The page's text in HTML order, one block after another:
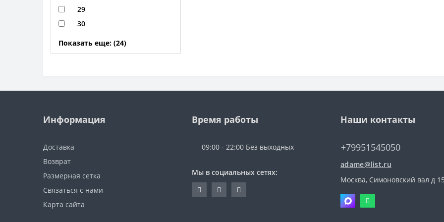
29
30
Показать еще: (24)
Информация
Доставка
Возврат
Размерная сетка
Связаться с нами
Карта сайта
Время работы
09:00 - 22:00 Без выходных
Мы в социальных сетях:
Наши контакты
+79951545050
adame@list.ru
Москва, Симоновский вал д